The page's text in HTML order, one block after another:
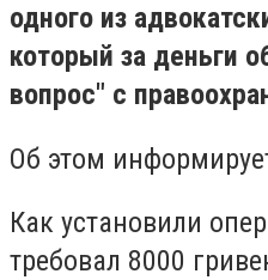
одного из
который за деньги
вопрос" с
Об этом
Как установили
требовал 8000